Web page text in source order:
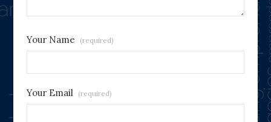
Your Name (required)
Your Email (required)